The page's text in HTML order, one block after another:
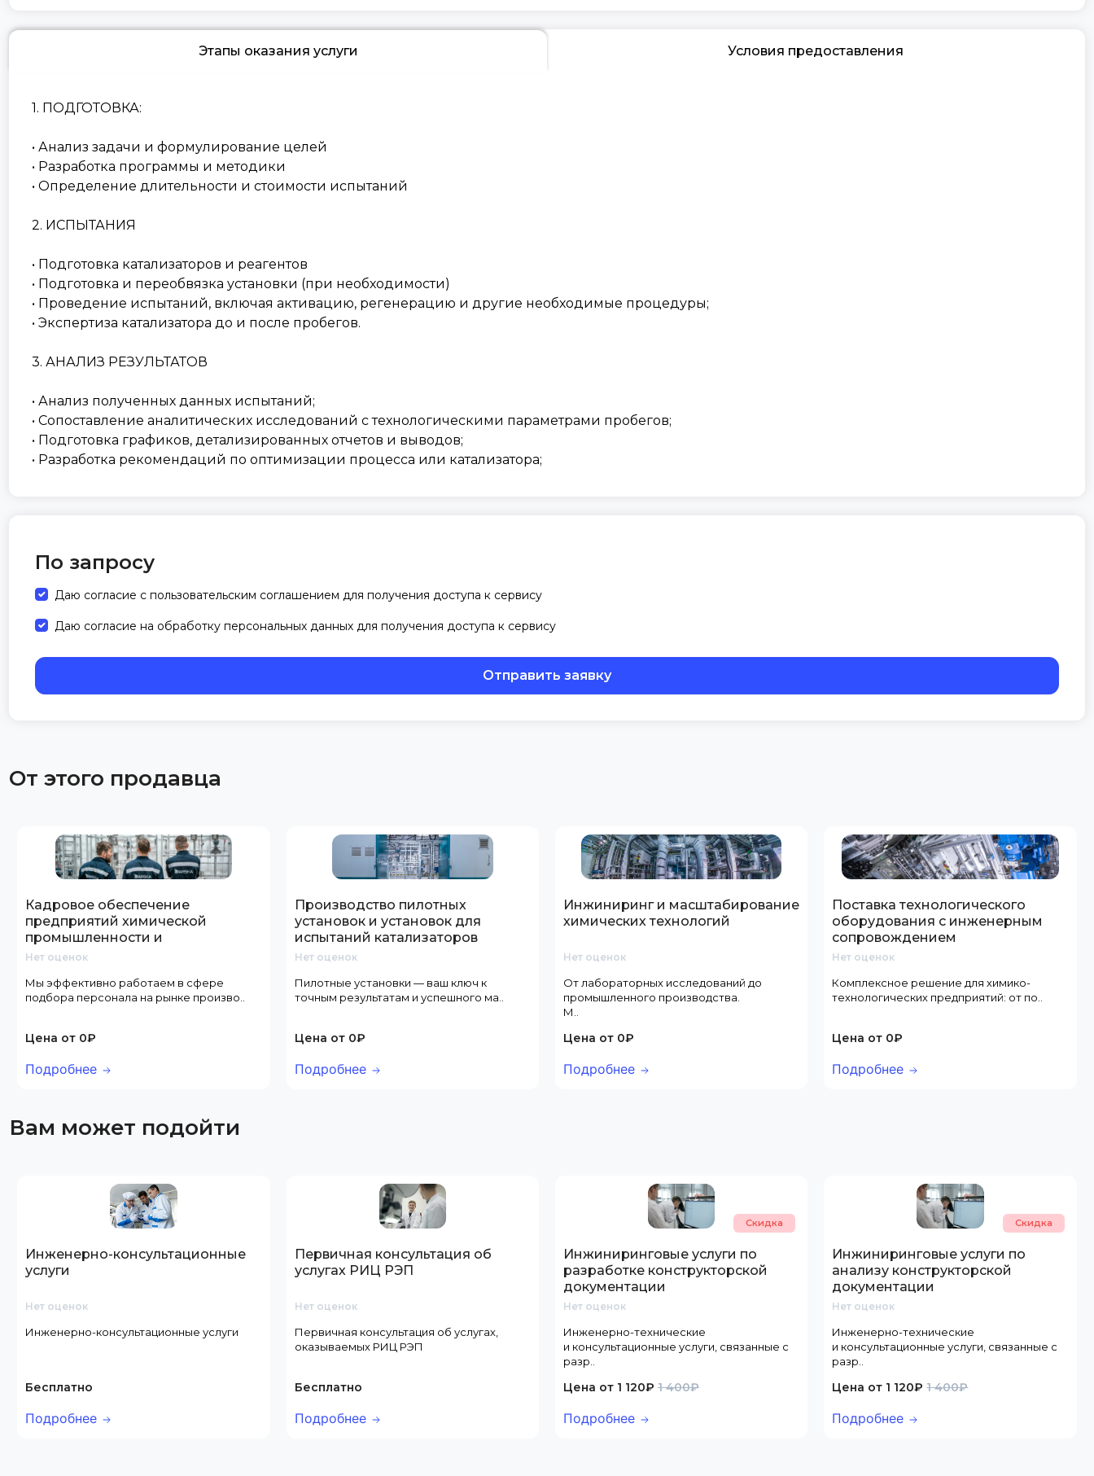
Этапы оказания услуги Условия предоставления
1. ПОДГОТОВКА:
• Анализ задачи и формулирование целей
• Разработка программы и методики
• Определение длительности и стоимости испытаний
2. ИСПЫТАНИЯ
• Подготовка катализаторов и реагентов
• Подготовка и переобвязка установки (при необходимости)
• Проведение испытаний, включая активацию, регенерацию и другие необходимые процедуры;
• Экспертиза катализатора до и после пробегов.
3. АНАЛИЗ РЕЗУЛЬТАТОВ
• Анализ полученных данных испытаний;
• Сопоставление аналитических исследований с технологическими параметрами пробегов;
• Подготовка графиков, детализированных отчетов и выводов;
• Разработка рекомендаций по оптимизации процесса или катализатора;
По запросу
Даю согласие с пользовательским соглашением для получения доступа к сервису
Даю согласие на обработку персональных данных для получения доступа к сервису
Отправить заявку
От этого продавца
Кадровое обеспечение
предприятий химической
промышленности и
нефтегазового сектора
Нет оценок
Мы эффективно работаем в сфере
подбора персонала на рынке произво..
Цена от 0₽
Подробнее
Производство пилотных
установок и установок для
испытаний катализаторов
Нет оценок
Пилотные установки — ваш ключ к
точным результатам и успешного ма..
Цена от 0₽
Подробнее
Инжиниринг и масштабирование
химических технологий
Нет оценок
От лабораторных исследований до
промышленного производства.
М..
Цена от 0₽
Подробнее
Поставка технологического
оборудования с инженерным
сопровождением
Нет оценок
Комплексное решение для химико-
технологических предприятий: от по..
Цена от 0₽
Подробнее
Вам может подойти
Инженерно-консультационные
услуги
Нет оценок
Инженерно-консультационные услуги
Бесплатно
Подробнее
Первичная консультация об
услугах РИЦ РЭП
Нет оценок
Первичная консультация об услугах,
оказываемых РИЦ РЭП
Бесплатно
Подробнее
Скидка
Инжиниринговые услуги по
разработке конструкторской
документации
Нет оценок
Инженерно-технические
и консультационные услуги, связанные с
разр..
Цена от 1 120₽ 1 400₽
Подробнее
Скидка
Инжиниринговые услуги по
анализу конструкторской
документации
Нет оценок
Инженерно-технические
и консультационные услуги, связанные с
разр..
Цена от 1 120₽1 400₽
Подробнее